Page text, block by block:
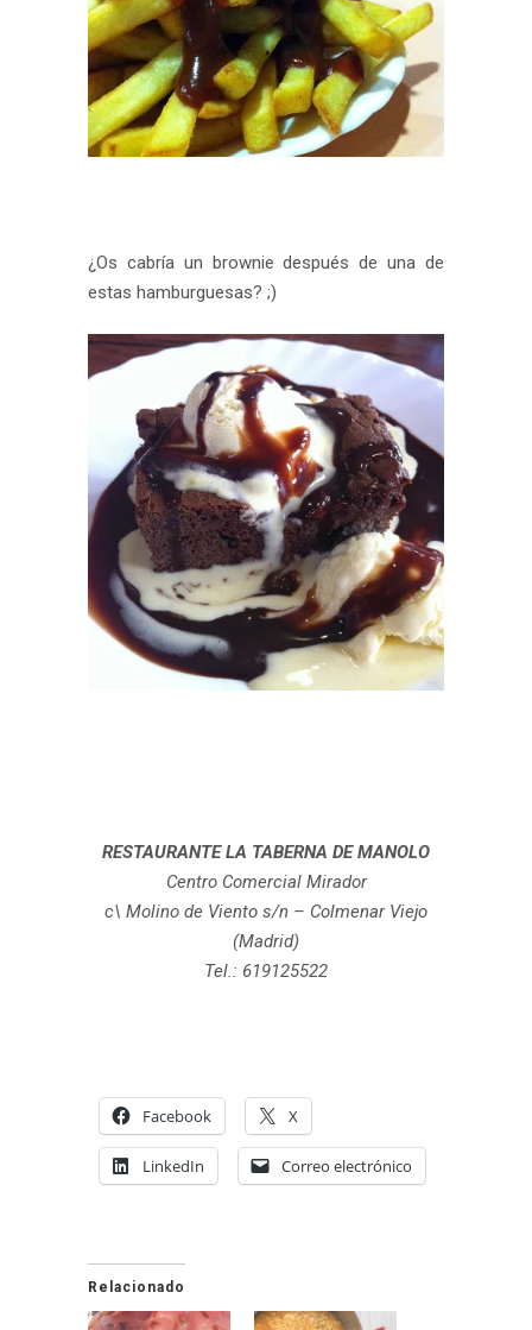
¿Os cabría un brownie después de una de
estas hamburguesas? ;)
RESTAURANTE LA TABERNA DE MANOLO
Centro Comercial Mirador
c\ Molino de Viento s/n – Colmenar Viejo
(Madrid)
Tel.: 619125522
Facebook X
LinkedIn Correo electrónico
Relacionado